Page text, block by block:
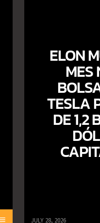
ELON
MES
TESLA
DE 1,2
JULY 28, 2026